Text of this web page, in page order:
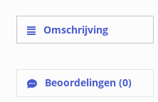
Omschrijving
Beoordelingen (0)